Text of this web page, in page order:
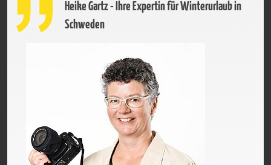
Heike Gartz - Ihre Expertin für Winterurlaub in
Schweden